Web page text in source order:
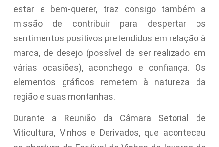
estar e bem-querer, traz consigo também a
missão de contribuir para despertar os
sentimentos positivos pretendidos em relação à
marca, de desejo (possível de ser realizado em
várias ocasiões), aconchego e confiança. Os
elementos gráficos remetem à natureza da
região e suas montanhas.
Durante a Reunião da Câmara Setorial de
Viticultura, Vinhos e Derivados, que aconteceu